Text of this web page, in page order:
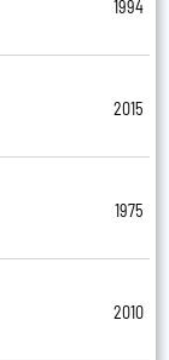
1994
2015
1975
2010